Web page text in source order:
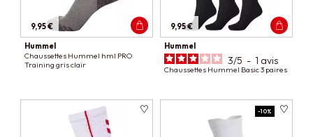
9,95 €
Hummel
Chaussettes Hummel hml PRO
Training gris clair
9,95 €
Hummel
3/5 - 1 avis
Chaussettes Hummel Basic 3 paires
-10%